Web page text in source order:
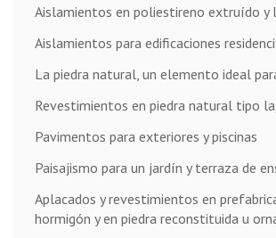
Aislamientos en poliestireno extruído y
Aislamientos para edificaciones
La piedra natural, un elemento ideal
Revestimientos en piedra natural tipo
Pavimentos para exteriores y piscinas
Paisajismo para un jardín y terraza de
Aplacados y revestimientos en
hormigón y en piedra reconstituida u